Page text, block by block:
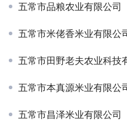
五常市品粮农业有限公司
五常市米佬香米业有限公
五常市田野老夫农业科技
五常市本真源米业有限公
五常市昌泽米业有限公司